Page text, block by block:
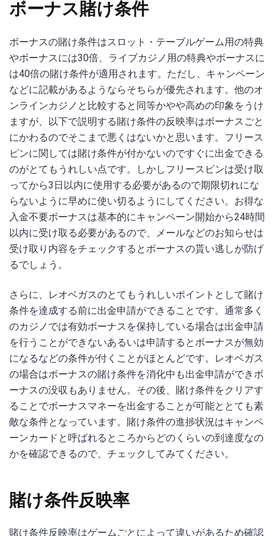
ボーナス賭け条件
ボーナスの賭け条件はスロット・テーブルゲーム用の特典
やボーナスには30倍、ライブカジノ用の特典やボーナスに
は40倍の賭け条件が適用されます。ただし、キャンペーン
などに記載があるようならそちらが優先されます。他のオ
ンラインカジノと比較すると同等かやや高めの印象をうけ
ますが、以下で説明する賭け条件の反映率はボーナスごと
にかわるのでそこまで悪くはないかと思います。フリース
ピンに関しては賭け条件が付かないのですぐに出金できる
のがとてもうれしい点です。しかしフリースピンは受け取
ってから3日以内に使用する必要があるので期限切れにな
らないように早めに使い切るようにしてください。お得な
入金不要ボーナスは基本的にキャンペーン開始から24時間
以内に受け取る必要があるので、メールなどのお知らせは
受け取り内容をチェックするとボーナスの貰い逃しが防げ
るでしょう。
さらに、レオベガスのとてもうれしいポイントとして賭け
条件を達成する前に出金申請ができることです。通常多く
のカジノでは有効ボーナスを保持している場合は出金申請
を行うことができないあるいは申請するとボーナスが無効
になるなどの条件が付くことがほとんどです。レオベガス
の場合はボーナスの賭け条件を消化中も出金申請ができボ
ーナスの没収もありません。その後、賭け条件をクリアす
ることでボーナスマネーを出金することが可能ととても素
敵な条件となっています。賭け条件の進捗状況はキャンペ
ーンカードと呼ばれるところからどのくらいの到達度なの
かを確認できるので、チェックしてみてください。
賭け条件反映率
賭け条件反映率はゲームごとによって違いがあるため確認